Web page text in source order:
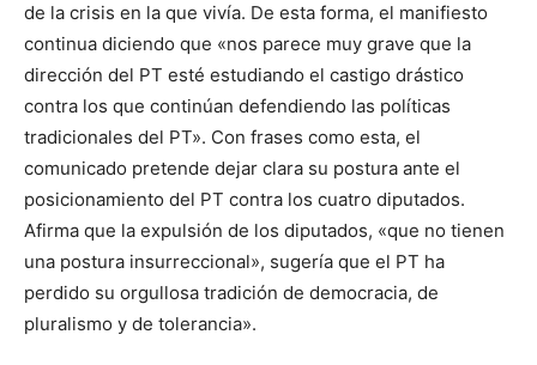
de la crisis en la que vivía. De esta forma, el manifiesto
continua diciendo que «nos parece muy grave que la
dirección del PT esté estudiando el castigo drástico
contra los que continúan defendiendo las políticas
tradicionales del PT». Con frases como esta, el
comunicado pretende dejar clara su postura ante el
posicionamiento del PT contra los cuatro diputados.
Afirma que la expulsión de los diputados, «que no tienen
una postura insurreccional», sugería que el PT ha
perdido su orgullosa tradición de democracia, de
pluralismo y de tolerancia».